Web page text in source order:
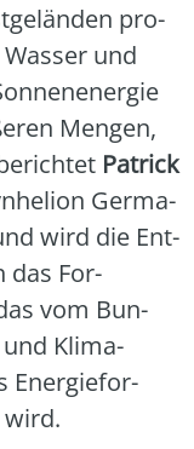
pro­
und
Men­gen,
Patrick
Ger­ma­
wird die Ent­
das For­
vom Bun­
Kli­ma­
Ener­gie­for­